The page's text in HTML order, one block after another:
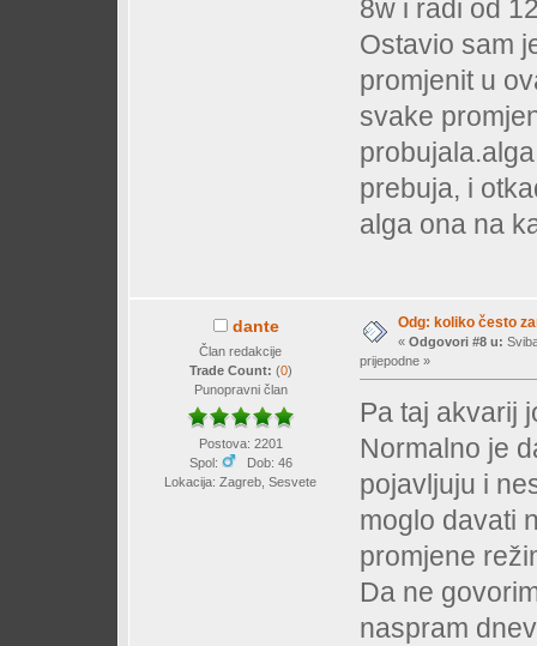
8w i radi od
Ostavio sam
promjenit u
svake
prebuja, i
alga ona na
dante
Član redakcije
Trade Count: (0)
Punopravni član
Postova: 2201
Spol:
Dob: 46
Lokacija: Zagreb, Sesvete
Odg: koliko često
« Odgovori #8 u:
prijepodne »
Pa taj akvarij
Normalno je
pojavljuju i
moglo davati
promjene
Da ne
naspram